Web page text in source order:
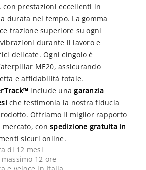
con prestazioni eccellenti in
durata nel tempo. La gomma
trazione superiore su ogni
durante il lavoro e
delicate. Ogni cingolo è
ME20, assicurando
e affidabilità totale.
include unagaranzia
che testimonia la nostra fiducia
Offriamo il miglior rapporto
con spedizione gratuita in
sicuri online.
di 12 mesi
12 ore